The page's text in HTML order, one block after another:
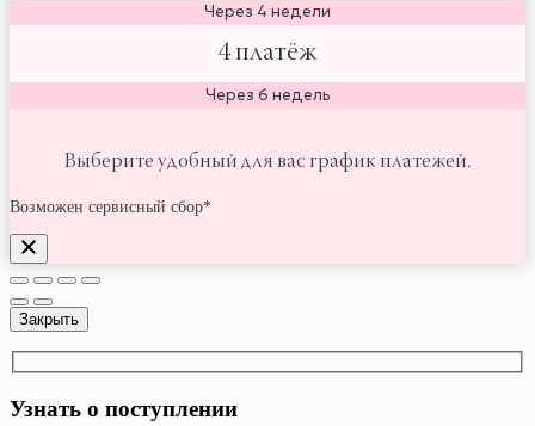
Через 4 недели
4 платёж
Через 6 недель
Выберите удобный для вас график платежей.
Возможен сервисный сбор*
Закрыть
Узнать о поступлении